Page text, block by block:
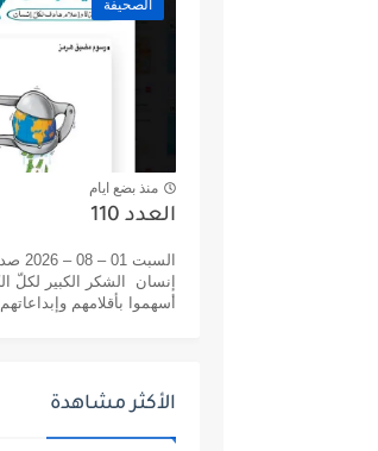
الصحيفة
منذ بضع ايام
العدد 110
إنسان الشكر الكبير لكلّ
أسهموا بأقلامهم
الأكثر مشاهدة